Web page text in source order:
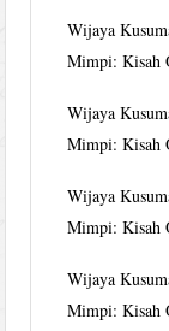
Wijaya
Mimpi: Kisah
Wijaya
Mimpi: Kisah
Wijaya
Mimpi: Kisah
Wijaya
Mimpi: Kisah